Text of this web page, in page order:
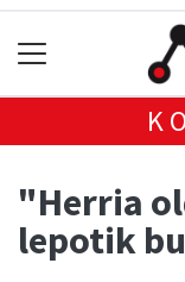
"Herria
lepotik